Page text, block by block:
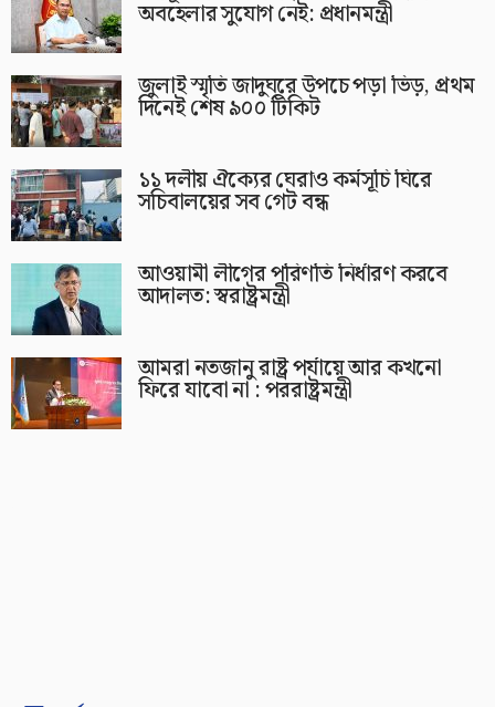
অবহেলার সুযোগ নেই: প্রধানমন্ত্রী
জুলাই স্মৃতি জাদুঘরে উপচে পড়া ভিড়, প্রথম
দিনেই শেষ ৯০০ টিকিট
১১ দলীয় ঐক্যের ঘেরাও কর্মসূচি ঘিরে
সচিবালয়ের সব গেট বন্ধ
আওয়ামী লীগের পরিণতি নির্ধারণ করবে
আদালত: স্বরাষ্ট্রমন্ত্রী
আমরা নতজানু রাষ্ট্র পর্যায়ে আর কখনো
ফিরে যাবো না : পররাষ্ট্রমন্ত্রী